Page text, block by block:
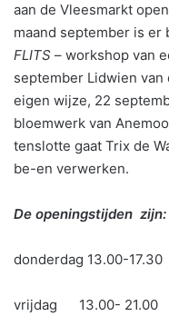
aan de Vleesmarkt
maand september is er
FLITS – workshop van
september Lidwien
eigen wijze, 22
bloemwerk van
tenslotte gaat Trix de
be-en verwerken.
De openingstijden zijn:
donderdag 13.00-17.30
vrijdag 13.00- 21.00